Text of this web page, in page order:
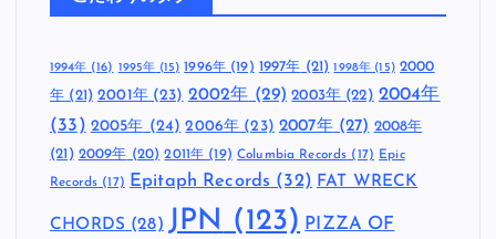
1994年(16) 1995年 (15) 1996年(19) 1997年 (21) 1998年 (15) 2000
年 (21) 2001年(23) 2002年 (29) 2003年 (22) 2004年
(33) 2005年 (24) 2006年 (23) 2007年(27) 2008年
(21) 2009年 (20) 2011年 (19) Columbia Records (17) Epic
Records (17) Epitaph Records (32) FAT WRECK
CHORDS (28) JPN (123) PIZZA OF